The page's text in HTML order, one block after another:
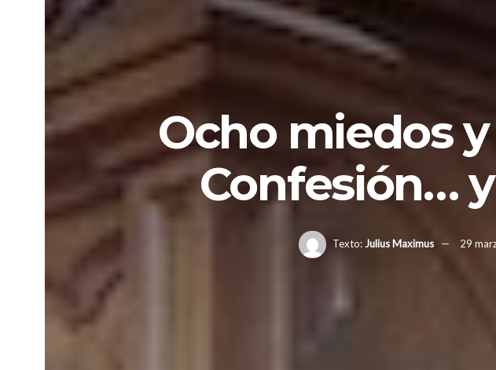
Ocho miedos
Confesión…
Texto: Julius Maximus 29